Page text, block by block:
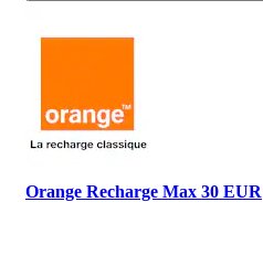
Orange Recharge Max 30 EUR